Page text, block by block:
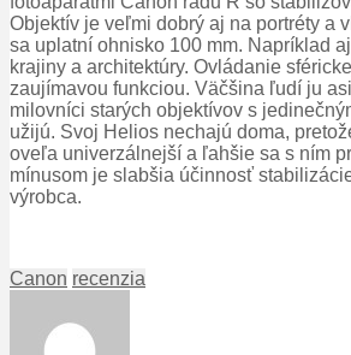
Objektív je veľmi dobrý aj na portréty a
sa uplatní ohnisko 100 mm. Napríklad
krajiny a architektúry. Ovládanie
zaujímavou funkciou. Väčšina ľudí ju
milovníci starých objektívov s
užijú. Svoj Helios nechajú doma,
oveľa univerzálnejší a ľahšie sa s ním
mínusom je slabšia účinnosť
výrobca.
Canon recenzia